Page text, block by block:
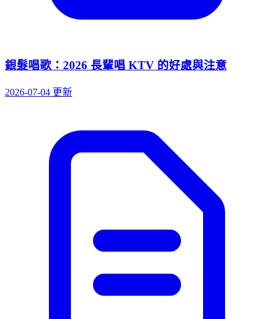
銀髮唱歌：2026 長輩唱 KTV 的好處與注意
2026-07-04 更新